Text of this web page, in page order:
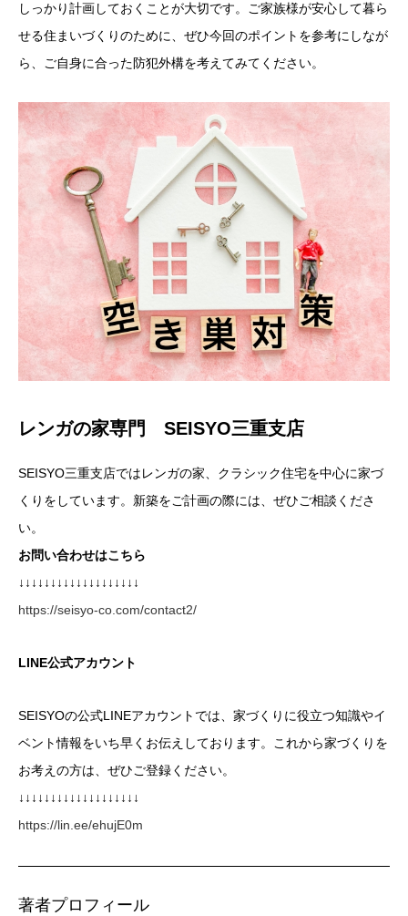
しっかり計画しておくことが大切です。ご家族様が安心して暮ら
せる住まいづくりのために、ぜひ今回のポイントを参考にしなが
ら、ご自身に合った防犯外構を考えてみてください。
レンガの家専門 SEISYO三重支店
SEISYO三重支店ではレンガの家、クラシック住宅を中心に家づ
くりをしています。新築をご計画の際には、ぜひご相談くださ
い。
お問い合わせはこちら
↓↓↓↓↓↓↓↓↓↓↓↓↓↓↓↓↓↓↓
https://seisyo-co.com/contact2/
LINE公式アカウント
SEISYOの公式LINEアカウントでは、家づくりに役立つ知識やイ
ベント情報をいち早くお伝えしております。これから家づくりを
お考えの方は、ぜひご登録ください。
↓↓↓↓↓↓↓↓↓↓↓↓↓↓↓↓↓↓↓
https://lin.ee/ehujE0m
著者プロフィール